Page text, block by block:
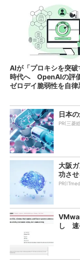
AIが「プロキシを突破
時代へ OpenAIの評価
ゼロデイ脆弱性を自律
日本
PR(三菱
大阪
功さ
し 速